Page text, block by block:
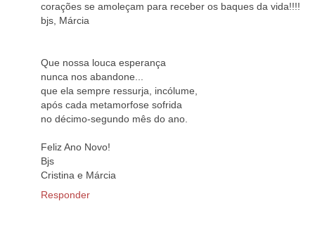
corações se amoleçam para receber os baques da vida!!!!
bjs, Márcia
Que nossa louca esperança
nunca nos abandone...
que ela sempre ressurja, incólume,
após cada metamorfose sofrida
no décimo-segundo mês do ano.
Feliz Ano Novo!
Bjs
Cristina e Márcia
Responder